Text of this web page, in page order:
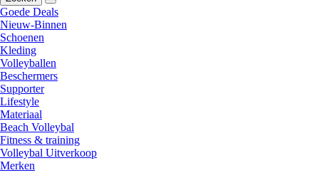
Goede Deals
Nieuw-Binnen
Schoenen
Kleding
Volleyballen
Beschermers
Supporter
Lifestyle
Materiaal
Beach Volleybal
Fitness & training
Volleybal Uitverkoop
Merken